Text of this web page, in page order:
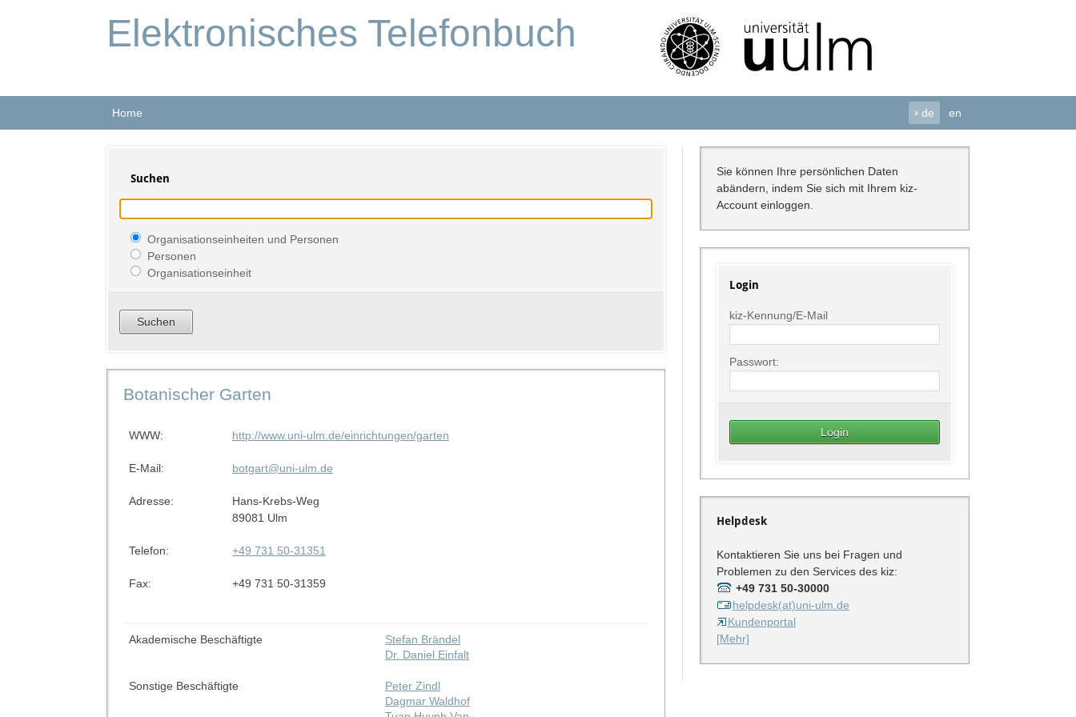
Elektronisches Telefonbuch
Home › de en
Suchen
Organisationseinheiten und Personen
Personen
Organisationseinheit
Botanischer Garten
WWW: http://www.uni-ulm.de/einrichtungen/garten
E-Mail: botgart@uni-ulm.de
Adresse:
Hans-Krebs-Weg
89081 Ulm
Telefon: +49 731 50-31351
Fax: +49 731 50-31359
Akademische Beschäftigte
Stefan Brändel
Dr. Daniel Einfalt
Sonstige Beschäftigte
Peter Zindl
Dagmar Waldhof
Sie können Ihre persönlichen Daten
abändern, indem Sie sich mit Ihrem kiz-
Account einloggen.
Login
kiz-Kennung/E-Mail
Passwort:
Helpdesk
Kontaktieren Sie uns bei Fragen und
Problemen zu den Services des kiz:
+49 731 50-30000
helpdesk(at)uni-ulm.de
Kundenportal
[Mehr]